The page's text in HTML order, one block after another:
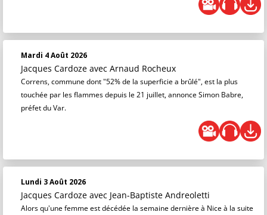
Mardi 4 Août 2026
Jacques Cardoze avec Arnaud Rocheux
Correns, commune dont "52% de la superficie a brûlé", est la plus
touchée par les flammes depuis le 21 juillet, annonce Simon Babre,
préfet du Var.
Lundi 3 Août 2026
Jacques Cardoze avec Jean-Baptiste Andreoletti
Alors qu'une femme est décédée la semaine dernière à Nice à la suite